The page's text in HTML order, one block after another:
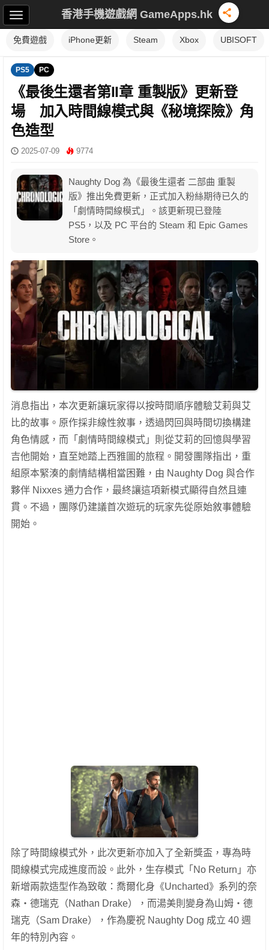
香港手機遊戲網 GameApps.hk
免費遊戲 iPhone更新 Steam Xbox UBISOFT
PS5 PC
《最後生還者第II章 重製版》更新登
場 加入時間線模式與《秘境探險》角
色造型
2025-07-09 9774
Naughty Dog 為《最後生還者 二部曲 重製
版》推出免費更新，正式加入粉絲期待已久的
「劇情時間線模式」。該更新現已登陸
PS5，以及 PC 平台的 Steam 和 Epic Games
Store。
消息指出，本次更新讓玩家得以按時間順序體驗艾莉與艾
比的故事。原作採非線性敘事，透過閃回與時間切換構建
角色情感，而「劇情時間線模式」則從艾莉的回憶與學習
吉他開始，直至她踏上西雅圖的旅程。開發團隊指出，重
組原本緊湊的劇情結構相當困難，由 Naughty Dog 與合作
夥伴 Nixxes 通力合作，最終讓這項新模式顯得自然且連
貫。不過，團隊仍建議首次遊玩的玩家先從原始敘事體驗
開始。
除了時間線模式外，此次更新亦加入了全新獎盃，專為時
間線模式完成進度而設。此外，生存模式「No Return」亦
新增兩款造型作為致敬：喬爾化身《Uncharted》系列的奈
森・德瑞克（Nathan Drake），而湯美則變身為山姆・德
瑞克（Sam Drake），作為慶祝 Naughty Dog 成立 40 週
年的特別內容。